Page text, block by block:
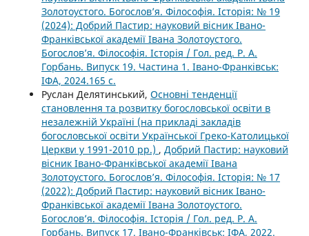
Золотоустого. Богослов’я. Філософія. Історія: № 19
(2024): Добрий Пастир: науковий вісник Івано-
Франківської академії Івана Золотоустого.
Богослов’я. Філософія. Історія / Гол. ред. Р. А.
Горбань. Випуск 19. Частина 1. Івано-Франківськ:
ІФА, 2024.165 с.
Руслан Делятинський, Основні тенденції
становлення та розвитку богословської освіти в
незалежній Україні (на прикладі закладів
богословської освіти Української Греко-Католицької
Церкви у 1991-2010 рр.) , Добрий Пастир: науковий
вісник Івано-Франківської академії Івана
Золотоустого. Богослов’я. Філософія. Історія: № 17
(2022): Добрий Пастир: науковий вісник Івано-
Франківської академії Івана Золотоустого.
Богослов’я. Філософія. Історія / Гол. ред. Р. А.
Горбань. Випуск 17. Івано-Франківськ: ІФА, 2022.